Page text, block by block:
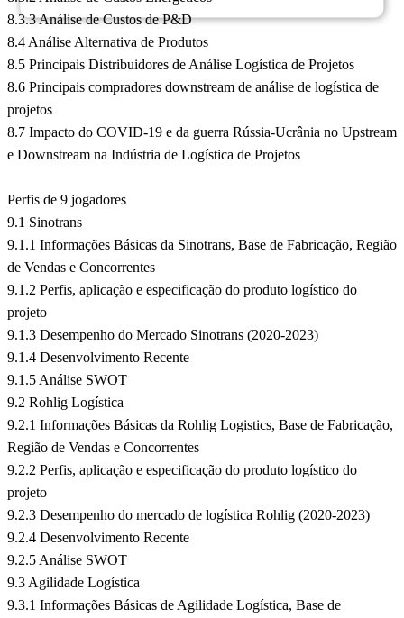
8.3.3 Análise de Custos de P&D
8.4 Análise Alternativa de Produtos
8.5 Principais Distribuidores de Análise Logística de Projetos
8.6 Principais compradores downstream de análise de logística de
projetos
8.7 Impacto do COVID-19 e da guerra Rússia-Ucrânia no Upstream
e Downstream na Indústria de Logística de Projetos
Perfis de 9 jogadores
9.1 Sinotrans
9.1.1 Informações Básicas da Sinotrans, Base de Fabricação, Região
de Vendas e Concorrentes
9.1.2 Perfis, aplicação e especificação do produto logístico do
projeto
9.1.3 Desempenho do Mercado Sinotrans (2020-2023)
9.1.4 Desenvolvimento Recente
9.1.5 Análise SWOT
9.2 Rohlig Logística
9.2.1 Informações Básicas da Rohlig Logistics, Base de Fabricação,
Região de Vendas e Concorrentes
9.2.2 Perfis, aplicação e especificação do produto logístico do
projeto
9.2.3 Desempenho do mercado de logística Rohlig (2020-2023)
9.2.4 Desenvolvimento Recente
9.2.5 Análise SWOT
9.3 Agilidade Logística
9.3.1 Informações Básicas de Agilidade Logística, Base de